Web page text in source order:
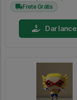
Frete Grátis
Dar lance